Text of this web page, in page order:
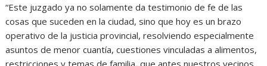
“Este juzgado ya no solamente da testimonio de fe de las
cosas que suceden en la ciudad, sino que hoy es un brazo
operativo de la justicia provincial, resolviendo especialmente
asuntos de menor cuantía, cuestiones vinculadas a alimentos,